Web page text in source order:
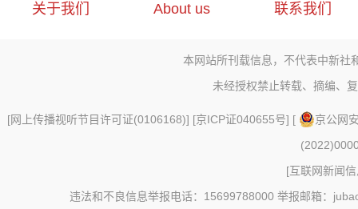
关于我们 About us 联系我们
本网站所刊载信息，不代表中新社
未经授权禁止转载、摘编、
[网上传播视听节目许可证(0106168)] [京ICP证040655号] [
京公网
[互联网新闻
违法和不良信息举报电话：15699788000 举报邮箱：